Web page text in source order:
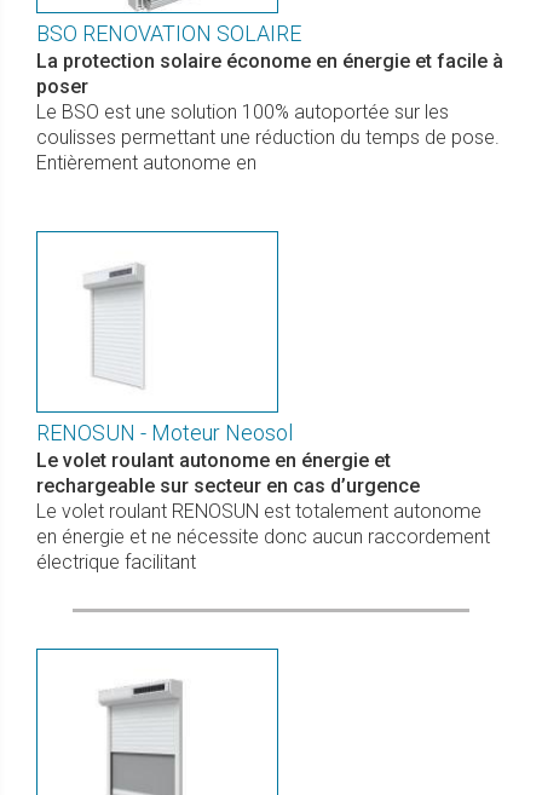
BSO RENOVATION SOLAIRE
La protection solaire économe en énergie et facile à
poser
Le BSO est une solution 100% autoportée sur les
coulisses permettant une réduction du temps de pose.
Entièrement autonome en
RENOSUN - Moteur Neosol
Le volet roulant autonome en énergie et
rechargeable sur secteur en cas d’urgence
Le volet roulant RENOSUN est totalement autonome
en énergie et ne nécessite donc aucun raccordement
électrique facilitant